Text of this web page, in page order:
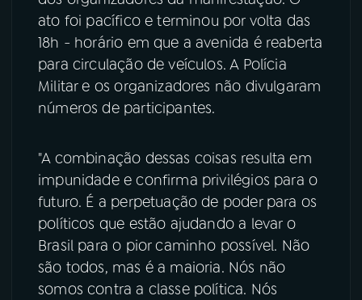
ato foi pacífico e terminou por volta das
18h - horário em que a avenida é reaberta
para circulação de veículos. A Polícia
Militar e os organizadores não divulgaram
números de participantes.
"A combinação dessas coisas resulta em
impunidade e confirma privilégios para o
futuro. É a perpetuação de poder para os
políticos que estão ajudando a levar o
Brasil para o pior caminho possível. Não
são todos, mas é a maioria. Nós não
somos contra a classe política. Nós